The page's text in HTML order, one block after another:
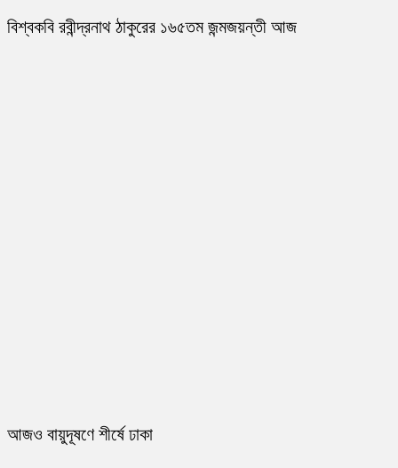
বিশ্বকবি রবীন্দ্রনাথ ঠাকুরের ১৬৫তম জন্মজয়ন্তী আজ
আজও বায়ুদূষণে শীর্ষে ঢাকা